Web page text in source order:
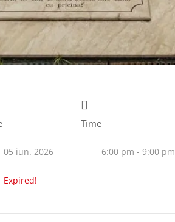
05 iun. 2026
Expired!
Time
6:00 pm - 9:00 pm